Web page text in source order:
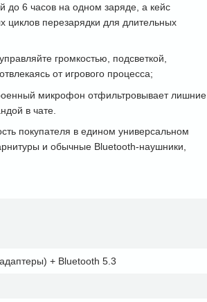
до 6 часов на одном заряде, а кейс
циклов перезарядки для длительных
громкостью, подсветкой,
от игрового процесса;
микрофон отфильтровывает лишние
в чате.
покупателя в едином универсальном
и обычные Bluetooth-наушники,
+ Bluetooth 5.3